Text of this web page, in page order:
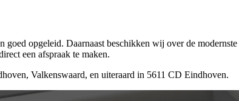
opgeleid. Daarnaast beschikken wij over de
een afspraak te maken.
Valkenswaard, en uiteraard in 5611 CD Eindhoven.